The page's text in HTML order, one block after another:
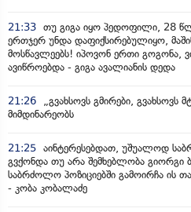
21:33 თუ გიგა იყო პედოფილი, 28
ერთჯერ უნდა დაფიქსირებულიყო,
მოსწავლეებს! იპოვონ ერთი გოგონა,
ავიწროებდა - გიგა ავალიანის დედა
21:26
„გვახსოვს გმირები,
მიმდინარეობს
21:25 აინტერესებდათ, უშუალოდ
გვქონდა თუ არა შემხებლობა გიორგი
საბრძოლო პოზიციებში გამოირჩა ის
- კობა კობალაძე